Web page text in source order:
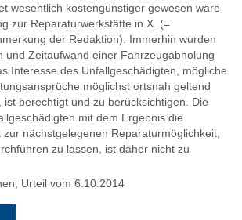
wesentlich kostengünstiger gewesen wäre
zur Reparaturwerkstätte in X. (=
der Redaktion). Immerhin wurden
und Zeitaufwand einer Fahrzeugabholung
Interesse des Unfallgeschädigten, mögliche
möglichst ortsnah geltend
ist berechtigt und zu berücksichtigen. Die
mit dem Ergebnis die
nächstgelegenen Reparaturmöglichkeit,
zu lassen, ist daher nicht zu
Urteil vom 6.10.2014